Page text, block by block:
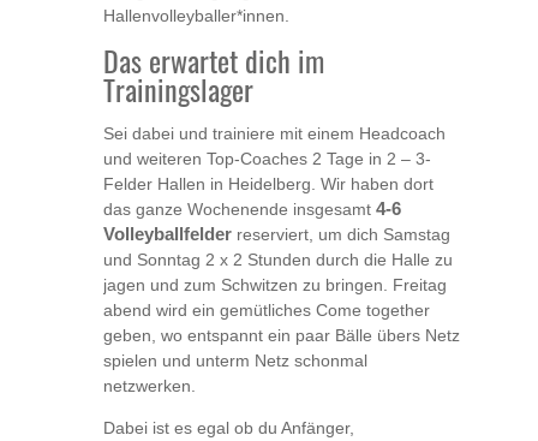
Hallenvolleyballer*innen.
Das erwartet dich im
Trainingslager
Sei dabei und trainiere mit einem Headcoach
und weiteren Top-Coaches 2 Tage in 2 – 3-
Felder Hallen in Heidelberg. Wir haben dort
das ganze Wochenende insgesamt 4-6
Volleyballfelder reserviert, um dich Samstag
und Sonntag 2 x 2 Stunden durch die Halle zu
jagen und zum Schwitzen zu bringen. Freitag
abend wird ein gemütliches Come together
geben, wo entspannt ein paar Bälle übers Netz
spielen und unterm Netz schonmal
netzwerken.
Dabei ist es egal ob du Anfänger,